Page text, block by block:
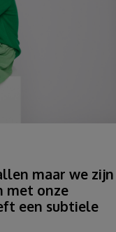
maar we zijn
met onze
een subtiele